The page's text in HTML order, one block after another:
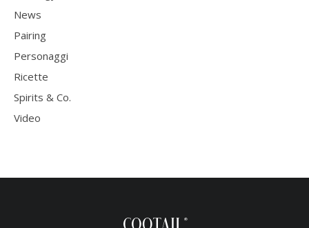
News
Pairing
Personaggi
Ricette
Spirits & Co.
Video